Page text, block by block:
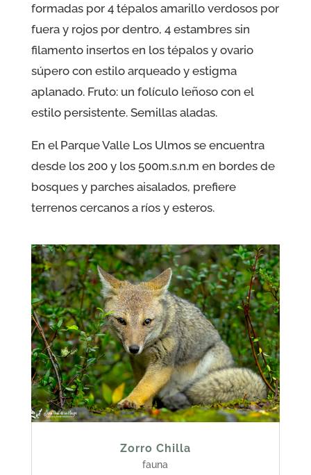
formadas por 4 tépalos amarillo verdosos por
fuera y rojos por dentro, 4 estambres sin
filamento insertos en los tépalos y ovario
súpero con estilo arqueado y estigma
aplanado. Fruto: un folículo leñoso con el
estilo persistente. Semillas aladas.
En el Parque Valle Los Ulmos se encuentra
desde los 200 y los 500m.s.n.m en bordes de
bosques y parches aisalados, prefiere
terrenos cercanos a ríos y esteros.
Zorro Chilla
fauna